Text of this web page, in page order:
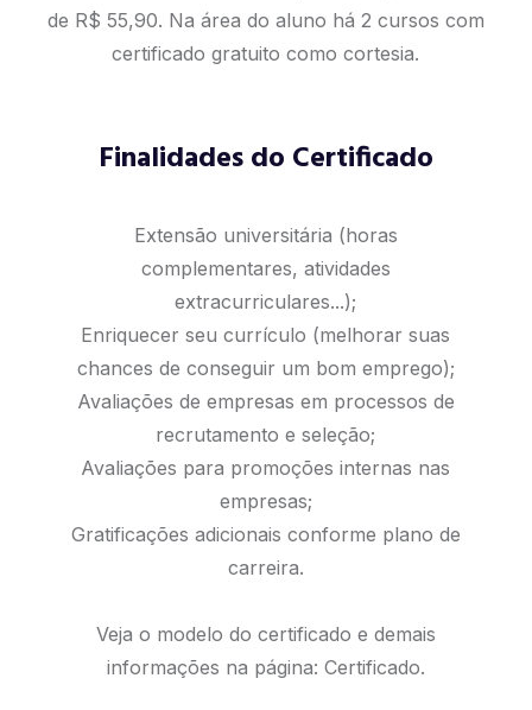
de R$ 55,90. Na área do aluno há 2 cursos com
certificado gratuito como cortesia.
Finalidades do Certificado
Extensão universitária (horas
complementares, atividades
extracurriculares...);
Enriquecer seu currículo (melhorar suas
chances de conseguir um bom emprego);
Avaliações de empresas em processos de
recrutamento e seleção;
Avaliações para promoções internas nas
empresas;
Gratificações adicionais conforme plano de
carreira.
Veja o modelo do certificado e demais
informações na página: Certificado.